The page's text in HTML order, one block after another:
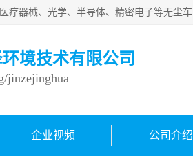
境技术有限公司
jinzejinghua
企业视频 公司介绍